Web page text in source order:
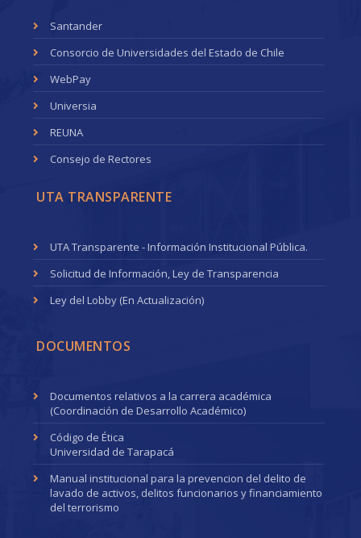
Santander
Consorcio de Universidades del Estado de Chile
WebPay
Universia
REUNA
Consejo de Rectores
UTA TRANSPARENTE
UTA Transparente - Información Institucional Pública.
Solicitud de Información, Ley de Transparencia
Ley del Lobby (En Actualización)
DOCUMENTOS
Documentos relativos a la carrera académica
(Coordinación de Desarrollo Académico)
Código de Ética
Universidad de Tarapacá
Manual institucional para la prevencion del delito de
lavado de activos, delitos funcionarios y financiamiento
del terrorismo